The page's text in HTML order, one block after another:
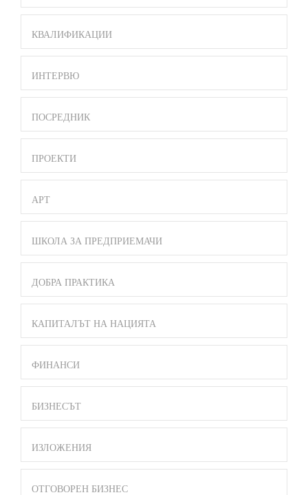
КВАЛИФИКАЦИИ
ИНТЕРВЮ
ПОСРЕДНИК
ПРОЕКТИ
АРТ
ШКОЛА ЗА ПРЕДПРИЕМАЧИ
ДОБРА ПРАКТИКА
КАПИТАЛЪТ НА НАЦИЯТА
ФИНАНСИ
БИЗНЕСЪТ
ИЗЛОЖЕНИЯ
ОТГОВОРЕН БИЗНЕС